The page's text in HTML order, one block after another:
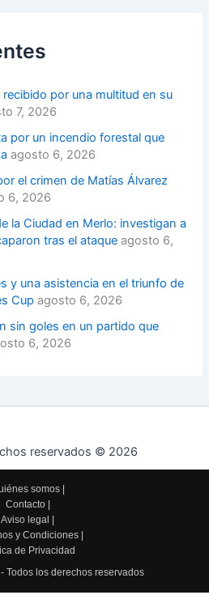
por una multitud en su
7, 2026
por un incendio forestal que
agosto 6, 2026
el crimen de Matías Álvarez
6, 2026
la Ciudad en Merlo: investigan a
tras el ataque agosto 6,
y una asistencia en el triunfo de
Cup agosto 6, 2026
sin goles en un partido que
6, 2026
reservados © 2026
somos|
Contacto|
Aviso legal |
y Condiciones |
de Privacidad
Todos los derechos reservados